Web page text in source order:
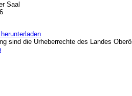
Saal
sind die Urheberrechte des Landes